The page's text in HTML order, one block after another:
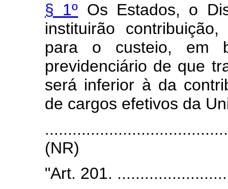
§ 1º Os Estados, o
instituirão
para o custeio, em
previdenciário de que
será inferior à da
de cargos efetivos da
(NR)
"Art. 201.